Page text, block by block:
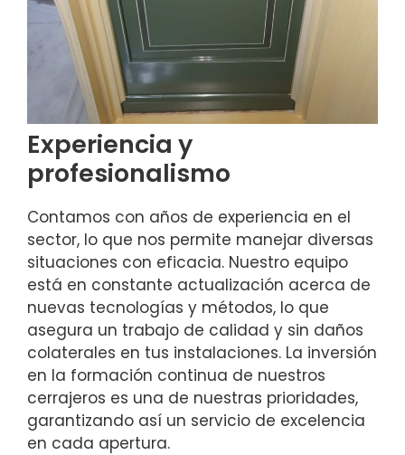
Experiencia y
profesionalismo
Contamos con años de experiencia en el
sector, lo que nos permite manejar diversas
situaciones con eficacia. Nuestro equipo
está en constante actualización acerca de
nuevas tecnologías y métodos, lo que
asegura un trabajo de calidad y sin daños
colaterales en tus instalaciones. La inversión
en la formación continua de nuestros
cerrajeros es una de nuestras prioridades,
garantizando así un servicio de excelencia
en cada apertura.